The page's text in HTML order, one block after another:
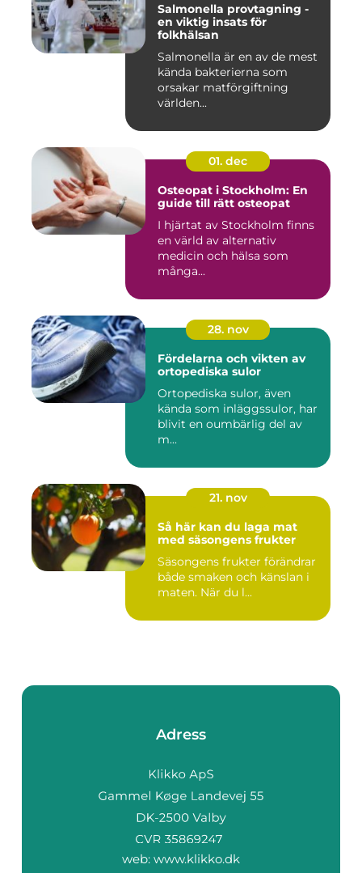
Salmonella provtagning -
en viktig insats för
folkhälsan
Salmonella är en av de mest
kända bakterierna som
orsakar matförgiftning
världen...
01. dec
Osteopat i Stockholm: En
guide till rätt osteopat
I hjärtat av Stockholm finns
en värld av alternativ
medicin och hälsa som
många...
28. nov
Fördelarna och vikten av
ortopediska sulor
Ortopediska sulor, även
kända som inläggssulor, har
blivit en oumbärlig del av
m...
21. nov
Så här kan du laga mat
med säsongens frukter
Säsongens frukter förändrar
både smaken och känslan i
maten. När du l...
Adress
web: www.klikko.dk